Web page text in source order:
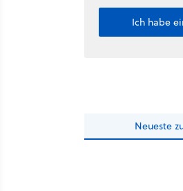
Ich habe
Neueste